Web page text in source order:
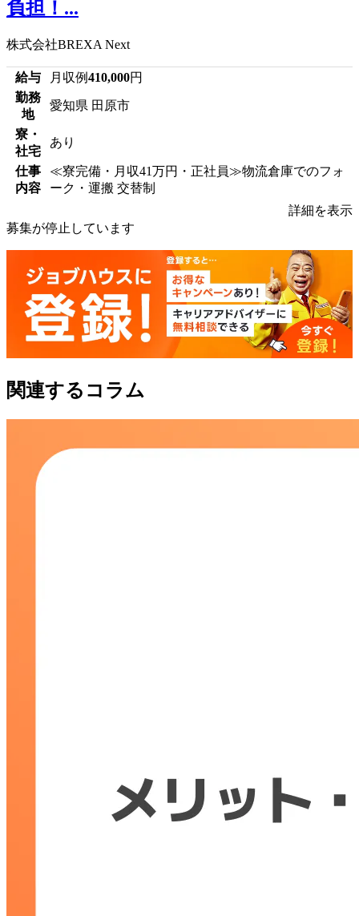
負担！...
株式会社BREXA Next
給与 月収例410,000円
勤務
地
愛知県 田原市
寮・
社宅
あり
仕事
内容
≪寮完備・月収41万円・正社員≫物流倉庫でのフォ
ーク・運搬 交替制
詳細を表示
募集が停止しています
関連するコラム